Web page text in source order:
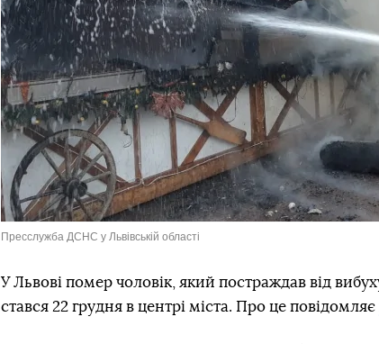
Пресслужба ДСНС у Львівській області
У Львові помер чоловік, який постраждав від
стався 22 грудня в центрі міста. Про це повідомляє